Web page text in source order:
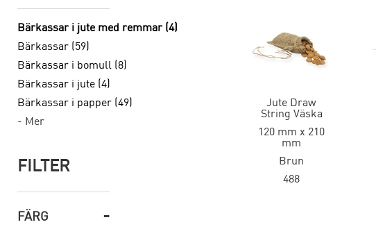
Bärkassar i jute med remmar (4)
Bärkassar (59)
Bärkassar i bomull (8)
Bärkassar i jute (4)
Bärkassar i papper (49)
- Mer
FILTER
FÄRG -
Jute Draw
String Väska
120 mm x 210
mm
Brun
488